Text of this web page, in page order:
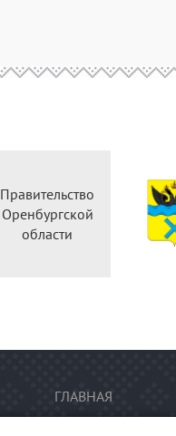
Правительство
Оренбургской
области
ГЛАВНАЯ